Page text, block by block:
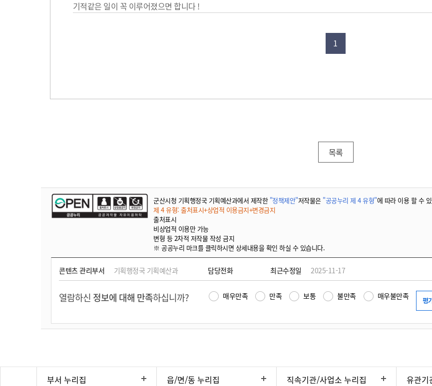
기적같은 일이 꼭 이루어졌으면 합니다 !
1
목록
군산시청 기획행정국 기획예산과에서 제작한 "정책제안"저작물은 "공공누리 제 4 유형"에 따라 이용 할 수
제 4 유형: 출처표시+상업적 이용금지+변경금지
출처표시
비상업적 이용만 가능
변형 등 2차적 저작물 작성 금지
※ 공공누리 마크를 클릭하시면 상세내용을 확인 하실 수 있습니다.
콘텐츠 관리부서 기획행정국 기획예산과 담당전화 최근수정일 2025-11-17
열람하신 정보에 대해 만족하십니까? 매우만족 만족 보통 불만족 매우불만족
부서 누리집 읍/면/동 누리집 직속기관/사업소 누리집 유관기